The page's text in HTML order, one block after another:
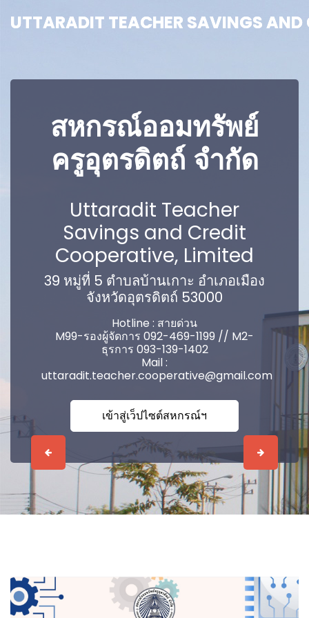
UTTARADIT TEACHER SAVINGS AND
Previous Next
สหกรณ์ออมทรัพย์
ครูอุตรดิตถ์ จำกัด
Uttaradit Teacher
Savings and Credit
Cooperative, Limited
39 หมู่ที่ 5 ตำบลบ้านเกาะ อำเภอเมือง
จังหวัดอุตรดิตถ์ 53000
Hotline : สายด่วน
M99-รองผู้จัดการ 092-469-1199 // M2-
ธุรการ 093-139-1402
Mail :
uttaradit.teacher.cooperative@gmail.com
เข้าสู่เว็ปไซต์สหกรณ์ฯ
UTTARADIT TEACHER SAVINGS AND